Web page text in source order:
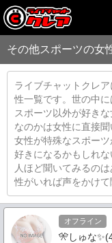
その他スポーツの女
ライブチャットクレ
性一覧です。世の中
スポーツ以外が好き
なのかは女性に直接
女性が特殊なスポー
好きになるかもしれ
人ほど聞いてみるの
性がいれば声をかけて
オフライン
🎌しゅな